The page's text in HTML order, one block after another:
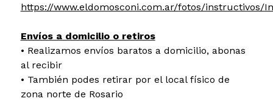
https://www.eldomosconi.com.ar/fotos/instructivos/
Envíos a domicilio o retiros
• Realizamos envíos baratos a domicilio, abonas
al recibir
• También podes retirar por el local físico de
zona norte de Rosario